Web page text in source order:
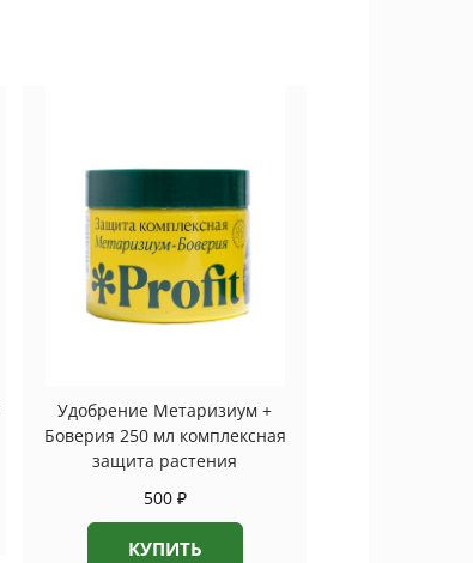
Удобрение Метаризиум +
Боверия 250 мл комплексная
защита растения
500 ₽
КУПИТЬ